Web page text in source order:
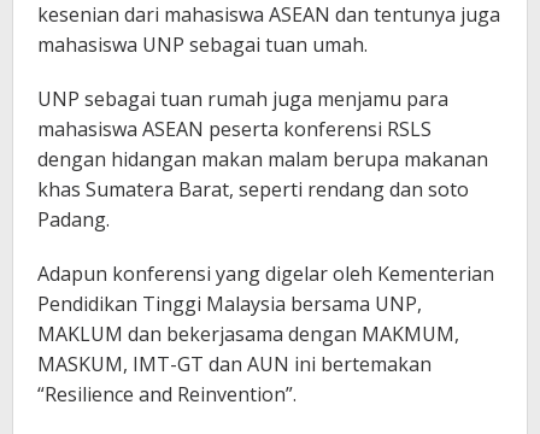
kesenian dari mahasiswa ASEAN dan tentunya juga
mahasiswa UNP sebagai tuan umah.
UNP sebagai tuan rumah juga menjamu para
mahasiswa ASEAN peserta konferensi RSLS
dengan hidangan makan malam berupa makanan
khas Sumatera Barat, seperti rendang dan soto
Padang.
Adapun konferensi yang digelar oleh Kementerian
Pendidikan Tinggi Malaysia bersama UNP,
MAKLUM dan bekerjasama dengan MAKMUM,
MASKUM, IMT-GT dan AUN ini bertemakan
“Resilience and Reinvention”.